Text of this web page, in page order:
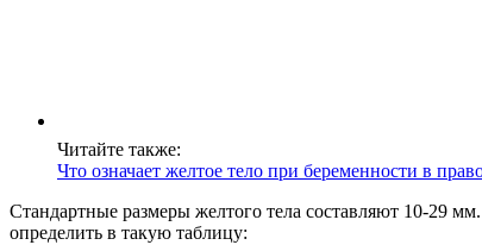
Читайте также:
Что означает желтое тело при беременности в
Стандартные размеры желтого тела составляют 10-29 мм.
определить в такую таблицу: